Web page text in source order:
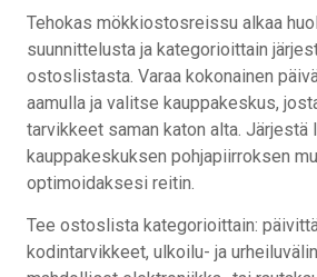
Tehokas mökkiostosreissu alkaa
suunnittelusta ja kategorioittain
ostoslistasta. Varaa kokonainen
aamulla ja valitse kauppakeskus,
tarvikkeet saman katon alta. Järjestä
kauppakeskuksen pohjapiirroksen
optimoidaksesi reitin.
Tee ostoslista kategorioittain:
kodintarvikkeet, ulkoilu- ja